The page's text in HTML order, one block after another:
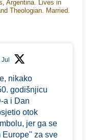
Argentina. Lives in
Theologian. Married.
nikako
godišnjicu
a i Dan
otok
jer ga se
Europe" za sve